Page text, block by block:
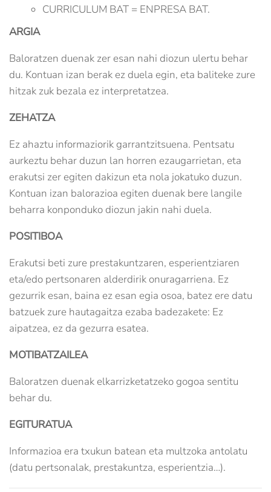
CURRICULUM BAT = ENPRESA BAT.
ARGIA
Baloratzen duenak zer esan nahi diozun ulertu behar
du. Kontuan izan berak ez duela egin, eta baliteke zure
hitzak zuk bezala ez interpretatzea.
ZEHATZA
Ez ahaztu informaziorik garrantzitsuena. Pentsatu
aurkeztu behar duzun lan horren ezaugarrietan, eta
erakutsi zer egiten dakizun eta nola jokatuko duzun.
Kontuan izan balorazioa egiten duenak bere langile
beharra konponduko diozun jakin nahi duela.
POSITIBOA
Erakutsi beti zure prestakuntzaren, esperientziaren
eta/edo pertsonaren alderdirik onuragarriena. Ez
gezurrik esan, baina ez esan egia osoa, batez ere datu
batzuek zure hautagaitza ezaba badezakete: Ez
aipatzea, ez da gezurra esatea.
MOTIBATZAILEA
Baloratzen duenak elkarrizketatzeko gogoa sentitu
behar du.
EGITURATUA
Informazioa era txukun batean eta multzoka antolatu
(datu pertsonalak, prestakuntza, esperientzia…).